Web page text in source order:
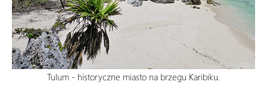
Tulum - historyczne miasto na brzegu Karibiku.